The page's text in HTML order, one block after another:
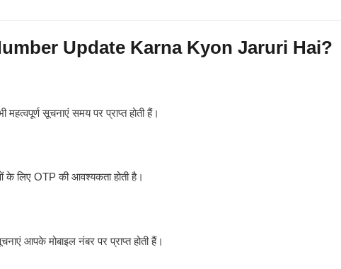
Update Karna Kyon Jaruri Hai?
सूचनाएं समय पर प्राप्त होती हैं।
लिए OTP की आवश्यकता होती है।
आपके मोबाइल नंबर पर प्राप्त होती हैं।